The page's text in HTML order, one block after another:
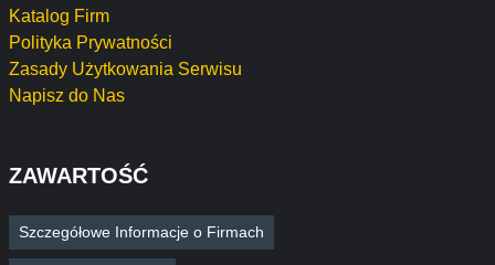
Katalog Firm
Polityka Prywatności
Zasady Użytkowania Serwisu
Napisz do Nas
ZAWARTOŚĆ
Szczegółowe Informacje o Firmach